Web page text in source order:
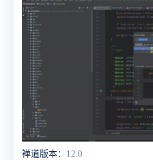
禅道版本： 12.0